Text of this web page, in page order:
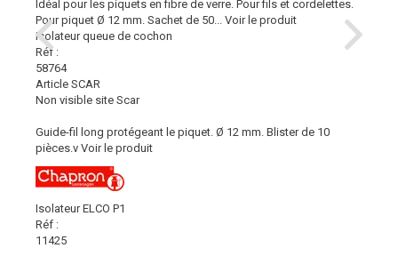
Idéal pour les piquets en fibre de verre. Pour fils et cordelettes.
Pour piquet Ø 12 mm. Sachet de 50...
Voir le produit
Isolateur queue de cochon
Réf :
58764
Article SCAR
Non visible site Scar
Guide-fil long protégeant le piquet. Ø 12 mm. Blister de 10
pièces.v Voir le produit
Isolateur ELCO P1
Réf :
11425